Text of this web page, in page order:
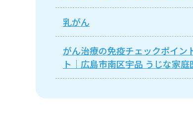
乳がん
がん治療の免疫チェックポイン
ト｜広島市南区宇品 うじな家